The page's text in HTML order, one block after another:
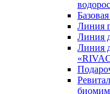
Линия
Линия
Линия